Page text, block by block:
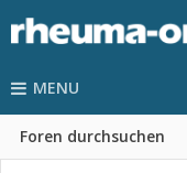
MENU
Foren durchsuchen